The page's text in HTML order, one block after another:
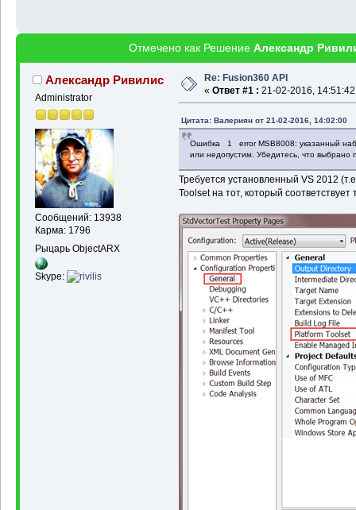
Отмечено как Решение Александр
Александр Ривилис
Administrator
Сообщений: 13938
Карма: 1796
Рыцарь ObjectARX
Skype:
Re: Fusion360 API
« Ответ #1 : 21-02-2016,
Цитата: Валериян от 21-02-2016, 14:02:00
Ошибка 1 error MSB8008: указанный
или недопустим. Убедитесь, что выбрано
Требуется установленный VS 2012
Toolset на тот, который